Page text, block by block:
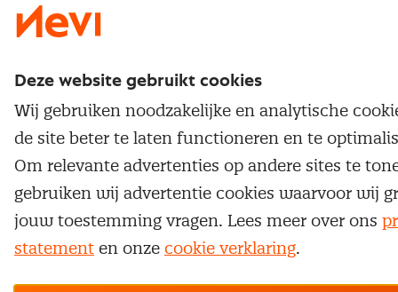
Nevi 2
Deze website gebruikt cookies
Wij gebruiken noodzakelijke en analytische
de site beter te laten functioneren en te
Om relevante advertenties op andere sites te
gebruiken wij advertentie cookies waarvoor wij
jouw toestemming vragen. Lees meer over ons
statement en onze cookie verklaring.